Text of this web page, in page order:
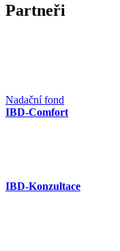
Partneři
Nadační fond
IBD-Comfort
IBD-Konzultace